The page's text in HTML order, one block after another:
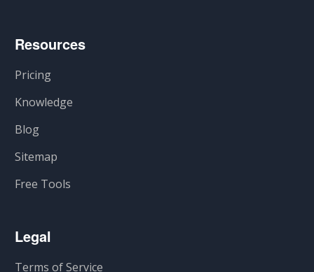
Resources
Pricing
Knowledge
Blog
Sitemap
Free Tools
Legal
Terms of Service